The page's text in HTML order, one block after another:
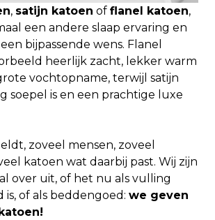
, satijn katoen of flanel katoen,
een andere slaap ervaring en
bijpassende wens. Flanel
heerlijk zacht, lekker warm
vochtopname, terwijl satijn
soepel is en een prachtige luxe
zoveel mensen, zoveel
katoen wat daarbij past. Wij zijn
over uit, of het nu als vulling
is, of als beddengoed: we geven